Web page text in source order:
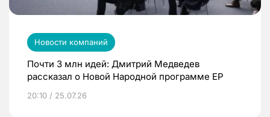
Новости компаний
Почти 3 млн идей: Дмитрий Медведев
рассказал о Новой Народной программе ЕР
20:10 / 25.07.26